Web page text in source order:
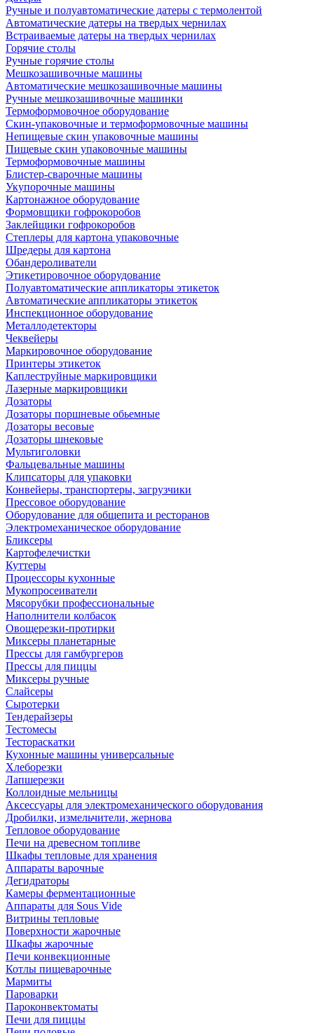
Ручные и полуавтоматические датеры с термолентой
Автоматические датеры на твердых чернилах
Встраиваемые датеры на твердых чернилах
Горячие столы
Ручные горячие столы
Мешкозашивочные машины
Автоматические мешкозашивочные машины
Ручные мешкозашивочные машинки
Термоформовочное оборудование
Скин-упаковочные и термоформовочные машины
Непищевые скин упаковочные машины
Пищевые скин упаковочные машины
Термоформовочные машины
Блистер-сварочные машины
Укупорочные машины
Картонажное оборудование
Формовщики гофрокоробов
Заклейщики гофрокоробов
Степлеры для картона упаковочные
Шредеры для картона
Обандероливатели
Этикетировочное оборудование
Полуавтоматические аппликаторы этикеток
Автоматические аппликаторы этикеток
Инспекционное оборудование
Металлодетекторы
Чеквейеры
Маркировочное оборудование
Принтеры этикеток
Каплеструйные маркировщики
Лазерные маркировщики
Дозаторы
Дозаторы поршневые обьемные
Дозаторы весовые
Дозаторы шнековые
Мультиголовки
Фальцевальные машины
Клипсаторы для упаковки
Конвейеры, транспортеры, загрузчики
Прессовое оборудование
Оборудование для общепита и ресторанов
Электромеханическое оборудование
Бликсеры
Картофелечистки
Куттеры
Процессоры кухонные
Мукопросеиватели
Мясорубки профессиональные
Наполнители колбасок
Овощерезки-протирки
Миксеры планетарные
Прессы для гамбургеров
Прессы для пиццы
Миксеры ручные
Слайсеры
Сыротерки
Тендерайзеры
Тестомесы
Тестораскатки
Кухонные машины универсальные
Хлеборезки
Лапшерезки
Коллоидные мельницы
Аксессуары для электромеханического оборудования
Дробилки, измельчители, жернова
Тепловое оборудование
Печи на древесном топливе
Шкафы тепловые для хранения
Аппараты варочные
Дегидраторы
Камеры ферментационные
Аппараты для Sous Vide
Витрины тепловые
Поверхности жарочные
Шкафы жарочные
Печи конвекционные
Котлы пищеварочные
Мармиты
Пароварки
Пароконвектоматы
Печи для пиццы